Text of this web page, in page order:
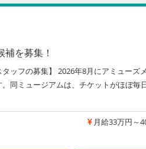
を募集！
タッフの募集】 2026年8月にアミュー
同ミュージアムは、チケットがほぼ
月給33万円～